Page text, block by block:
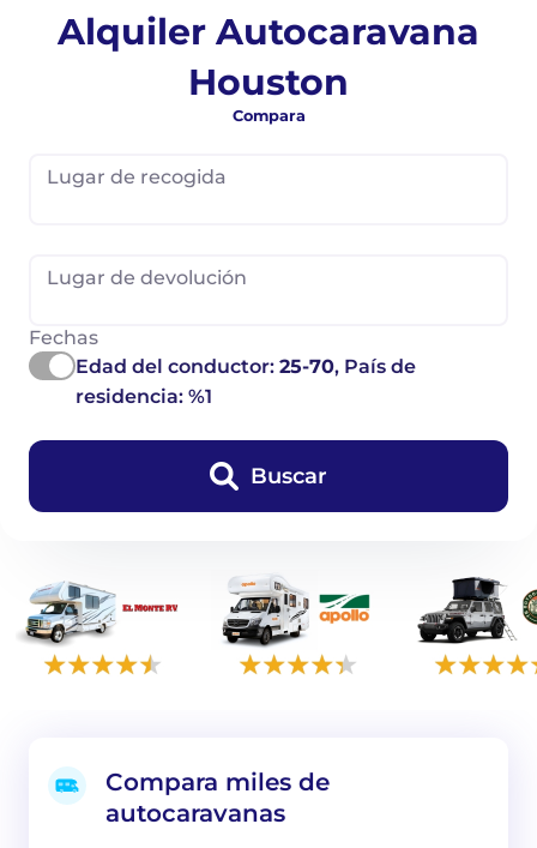
Alquiler Autocaravana
Houston
Compara
Lugar de recogida
Lugar de devolución
Fechas
Edad del conductor:25-70, País de
residencia: %1
Buscar
Compara miles de
autocaravanas